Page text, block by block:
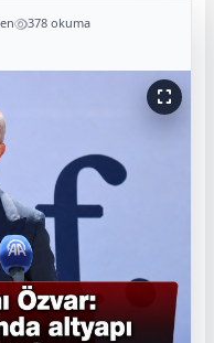
378 okuma